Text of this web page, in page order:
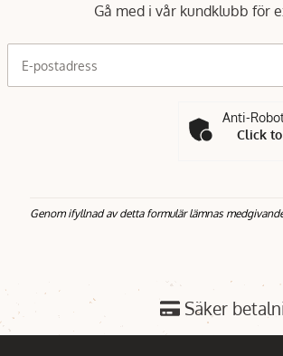
Gå med i vår kundklubb för
E-postadress
Anti-
Click
Genom ifyllnad av detta formulär lämnas
Säker